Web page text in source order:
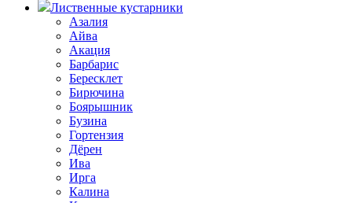
Лиственные кустарники
Азалия
Айва
Акация
Барбарис
Бересклет
Бирючина
Боярышник
Бузина
Гортензия
Дёрен
Ива
Ирга
Калина